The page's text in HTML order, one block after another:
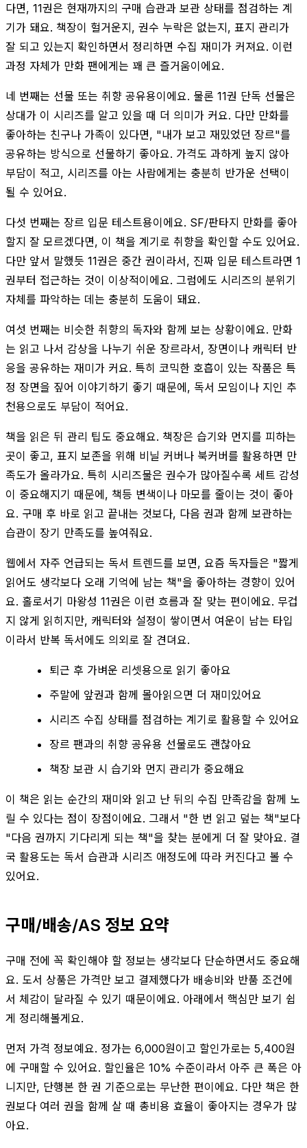
다면, 11권은 현재까지의 구매 습관과 보관 상태를 점검하는 계
기가 돼요. 책장이 헐거운지, 권수 누락은 없는지, 표지 관리가
잘 되고 있는지 확인하면서 정리하면 수집 재미가 커져요. 이런
과정 자체가 만화 팬에게는 꽤 큰 즐거움이에요.
네 번째는 선물 또는 취향 공유용이에요. 물론 11권 단독 선물은
상대가 이 시리즈를 알고 있을 때 더 의미가 커요. 다만 만화를
좋아하는 친구나 가족이 있다면, "내가 보고 재밌었던 장르"를
공유하는 방식으로 선물하기 좋아요. 가격도 과하게 높지 않아
부담이 적고, 시리즈를 아는 사람에게는 충분히 반가운 선택이
될 수 있어요.
다섯 번째는 장르 입문 테스트용이에요. SF/판타지 만화를 좋아
할지 잘 모르겠다면, 이 책을 계기로 취향을 확인할 수도 있어요.
다만 앞서 말했듯 11권은 중간 권이라서, 진짜 입문 테스트라면 1
권부터 접근하는 것이 이상적이에요. 그럼에도 시리즈의 분위기
자체를 파악하는 데는 충분히 도움이 돼요.
여섯 번째는 비슷한 취향의 독자와 함께 보는 상황이에요. 만화
는 읽고 나서 감상을 나누기 쉬운 장르라서, 장면이나 캐릭터 반
응을 공유하는 재미가 커요. 특히 코믹한 호흡이 있는 작품은 특
정 장면을 짚어 이야기하기 좋기 때문에, 독서 모임이나 지인 추
천용으로도 부담이 적어요.
책을 읽은 뒤 관리 팁도 중요해요. 책장은 습기와 먼지를 피하는
곳이 좋고, 표지 보존을 위해 비닐 커버나 북커버를 활용하면 만
족도가 올라가요. 특히 시리즈물은 권수가 많아질수록 세트 감성
이 중요해지기 때문에, 책등 변색이나 마모를 줄이는 것이 좋아
요. 구매 후 바로 읽고 끝내는 것보다, 다음 권과 함께 보관하는
습관이 장기 만족도를 높여줘요.
웹에서 자주 언급되는 독서 트렌드를 보면, 요즘 독자들은 "짧게
읽어도 생각보다 오래 기억에 남는 책"을 좋아하는 경향이 있어
요. 홀로서기 마왕성 11권은 이런 흐름과 잘 맞는 편이에요. 무겁
지 않게 읽히지만, 캐릭터와 설정이 쌓이면서 여운이 남는 타입
이라서 반복 독서에도 의외로 잘 견뎌요.
퇴근 후 가벼운 리셋용으로 읽기 좋아요
주말에 앞권과 함께 몰아읽으면 더 재미있어요
시리즈 수집 상태를 점검하는 계기로 활용할 수 있어요
장르 팬과의 취향 공유용 선물로도 괜찮아요
책장 보관 시 습기와 먼지 관리가 중요해요
이 책은 읽는 순간의 재미와 읽고 난 뒤의 수집 만족감을 함께 노
릴 수 있다는 점이 장점이에요. 그래서 "한 번 읽고 덮는 책"보다
"다음 권까지 기다리게 되는 책"을 찾는 분에게 더 잘 맞아요. 결
국 활용도는 독서 습관과 시리즈 애정도에 따라 커진다고 볼 수
있어요.
구매/배송/AS 정보 요약
구매 전에 꼭 확인해야 할 정보는 생각보다 단순하면서도 중요해
요. 도서 상품은 가격만 보고 결제했다가 배송비와 반품 조건에
서 체감이 달라질 수 있기 때문이에요. 아래에서 핵심만 보기 쉽
게 정리해볼게요.
먼저 가격 정보예요. 정가는 6,000원이고 할인가로는 5,400원
에 구매할 수 있어요. 할인율은 10% 수준이라서 아주 큰 폭은 아
니지만, 단행본 한 권 기준으로는 무난한 편이에요. 다만 책은 한
권보다 여러 권을 함께 살 때 총비용 효율이 좋아지는 경우가 많
아요.